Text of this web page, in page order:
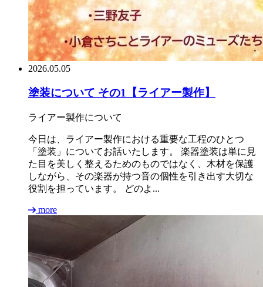
2026.05.05
塗装について その1【ライアー製作】
ライアー製作について
今日は、ライアー製作における重要な工程のひとつ
「塗装」についてお話いたします。 楽器塗装は単に見
た目を美しく整えるためのものではなく、木材を保護
しながら、その楽器が持つ音の個性を引き出す大切な
役割を担っています。 どのよ...
more